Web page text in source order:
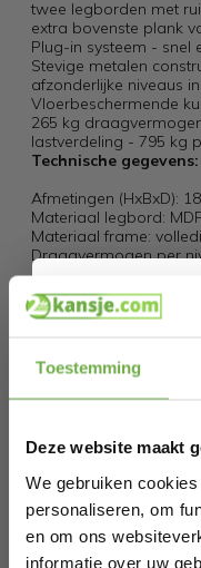
Toestemming
Deze website maakt
We gebruiken
personaliseren, om
en om ons
informatie over uw
twee legborden met
extra bovenste plank
Plug-in systeem - snel
Stevige metalen
afzonderlijke niveaus
Vloerbeschermende
265 kg
lastverdeling - 795 kg
Technische gegevens:
Afmetingen (HxBxD):
Materiaal legbord: MDF
Materiaal frame:
Draagvermogen per
lastverdeling
Draagvermogen per
lastverdeling
1x bandenrek
Specificaties
Artikelnummer
EAN
Schrijf je in
Bij